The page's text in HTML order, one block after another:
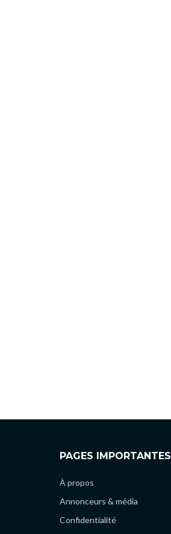
PAGES IMPORTANTES
À propos
Annonceurs & média
Confidentialité